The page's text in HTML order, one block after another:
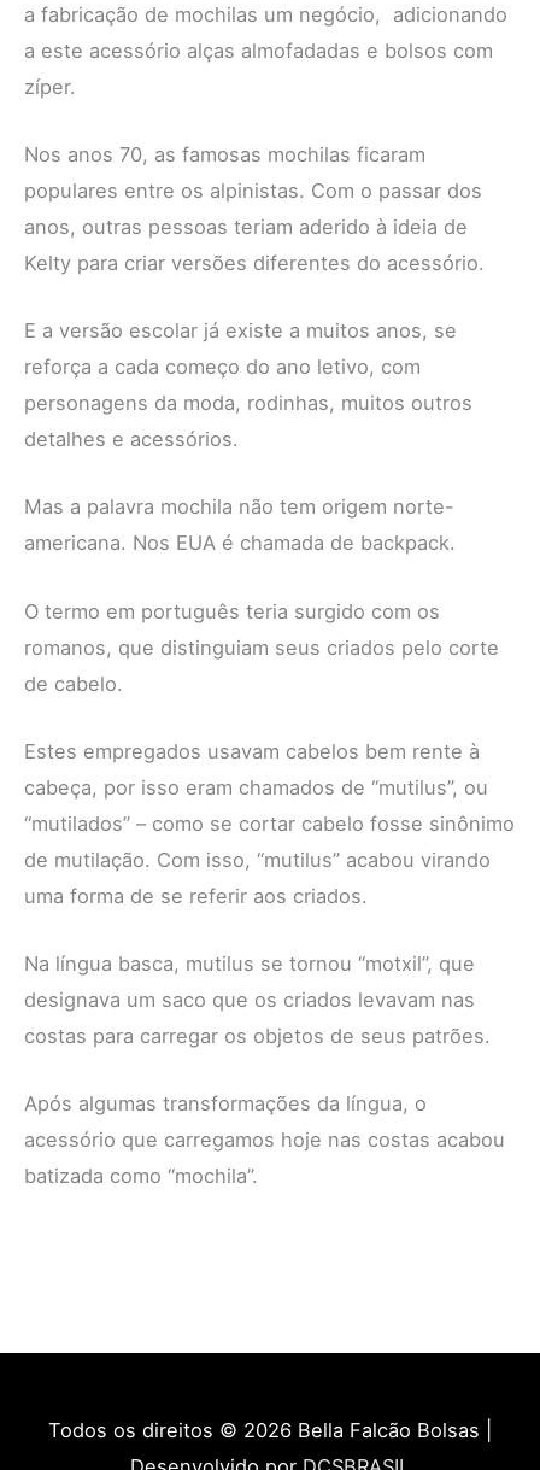
a fabricação de mochilas um negócio, adicionando
a este acessório alças almofadadas e bolsos com
zíper.
Nos anos 70, as famosas mochilas ficaram
populares entre os alpinistas. Com o passar dos
anos, outras pessoas teriam aderido à ideia de
Kelty para criar versões diferentes do acessório.
E a versão escolar já existe a muitos anos, se
reforça a cada começo do ano letivo, com
personagens da moda, rodinhas, muitos outros
detalhes e acessórios.
Mas a palavra mochila não tem origem norte-
americana. Nos EUA é chamada de backpack.
O termo em português teria surgido com os
romanos, que distinguiam seus criados pelo corte
de cabelo.
Estes empregados usavam cabelos bem rente à
cabeça, por isso eram chamados de “mutilus”, ou
“mutilados” – como se cortar cabelo fosse sinônimo
de mutilação. Com isso, “mutilus” acabou virando
uma forma de se referir aos criados.
Na língua basca, mutilus se tornou “motxil”, que
designava um saco que os criados levavam nas
costas para carregar os objetos de seus patrões.
Após algumas transformações da língua, o
acessório que carregamos hoje nas costas acabou
batizada como “mochila”.
Todos os direitos © 2026 Bella Falcão Bolsas